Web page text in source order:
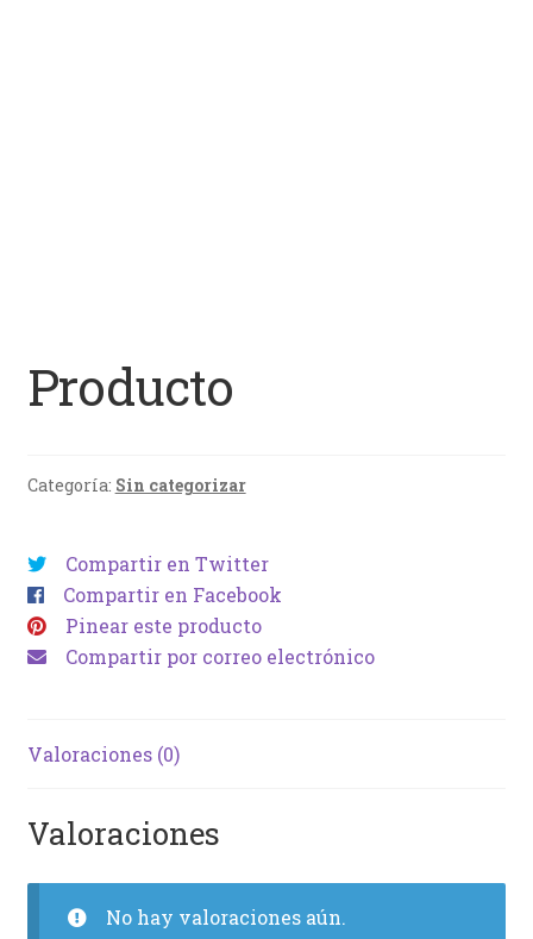
Producto
Categoría: Sin categorizar
Compartir en Twitter
Compartir en Facebook
Pinear este producto
Compartir por correo electrónico
Valoraciones (0)
Valoraciones
No hay valoraciones aún.